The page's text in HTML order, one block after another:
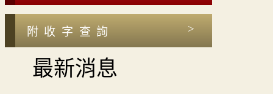
附收字查詢
最新消息